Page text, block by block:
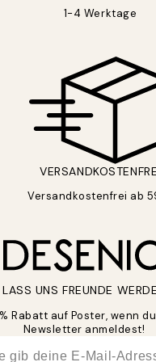
1-4 Werktage
Versandkostenfrei ab
LASS UNS FREUNDE
Rabatt auf Poster, wenn
Newsletter anmeldest!